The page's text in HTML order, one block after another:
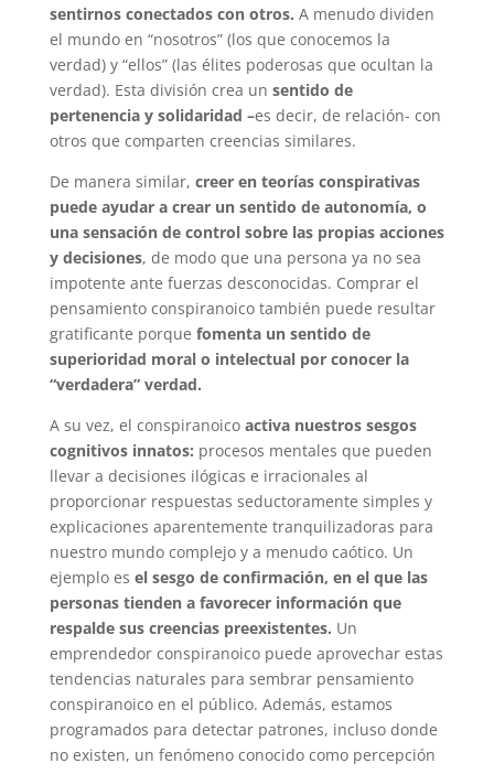
sentirnos conectados con otros. A menudo dividen
el mundo en “nosotros” (los que conocemos la
verdad) y “ellos” (las élites poderosas que ocultan la
verdad). Esta división crea un sentido de
pertenencia y solidaridad –es decir, de relación- con
otros que comparten creencias similares.
De manera similar, creer en teorías conspirativas
puede ayudar a crear un sentido de autonomía, o
una sensación de control sobre las propias acciones
y decisiones, de modo que una persona ya no sea
impotente ante fuerzas desconocidas. Comprar el
pensamiento conspiranoico también puede resultar
gratificante porque fomenta un sentido de
superioridad moral o intelectual por conocer la
“verdadera” verdad.
A su vez, el conspiranoico activa nuestros sesgos
cognitivos innatos: procesos mentales que pueden
llevar a decisiones ilógicas e irracionales al
proporcionar respuestas seductoramente simples y
explicaciones aparentemente tranquilizadoras para
nuestro mundo complejo y a menudo caótico. Un
ejemplo es el sesgo de confirmación, en el que las
personas tienden a favorecer información que
respalde sus creencias preexistentes. Un
emprendedor conspiranoico puede aprovechar estas
tendencias naturales para sembrar pensamiento
conspiranoico en el público. Además, estamos
programados para detectar patrones, incluso donde
no existen, un fenómeno conocido como percepción